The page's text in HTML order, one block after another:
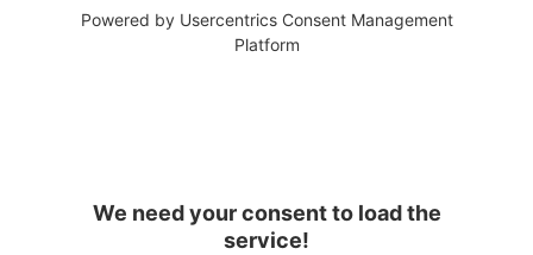
Powered by Usercentrics Consent Management
Platform
We need your consent to load the
service!